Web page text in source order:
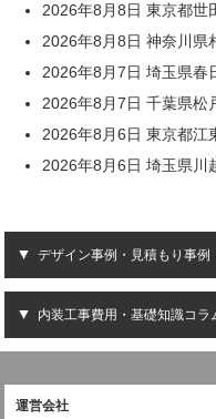
2026年8月8日 東京都世
2026年8月8日 神奈川県
2026年8月7日 埼玉県春
2026年8月7日 千葉県松
2026年8月6日 東京都江
2026年8月6日 埼玉県川
デザイン事例・見積もり事例
内装工事費用・基礎知識コラ
運営会社